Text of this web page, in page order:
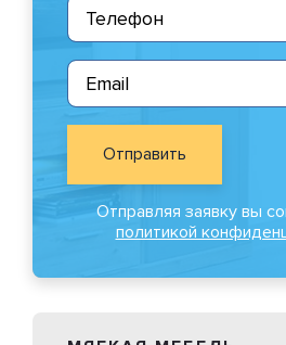
Отправить
Отправляя заявку вы
политикой